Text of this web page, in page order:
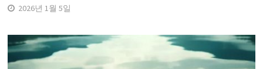
2026년 1월 5일